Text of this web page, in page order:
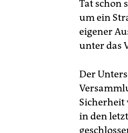
Tat schon
um ein
eigener
unter das
Der
Sicherheit
in den